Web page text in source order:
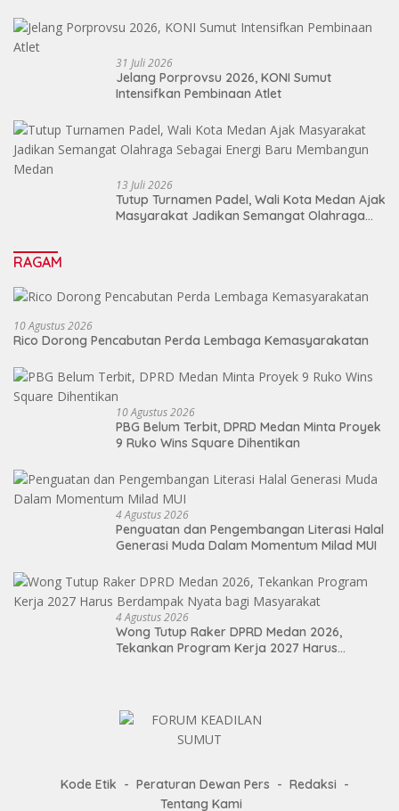
31 Juli 2026
Jelang Porprovsu 2026, KONI Sumut
Intensifkan Pembinaan Atlet
13 Juli 2026
Tutup Turnamen Padel, Wali Kota Medan Ajak
Masyarakat Jadikan Semangat Olahraga
RAGAM
10 Agustus 2026
Rico Dorong Pencabutan Perda Lembaga Kemasyarakatan
10 Agustus 2026
PBG Belum Terbit, DPRD Medan Minta Proyek
9 Ruko Wins Square Dihentikan
4 Agustus 2026
Penguatan dan Pengembangan Literasi Halal
Generasi Muda Dalam Momentum Milad MUI
4 Agustus 2026
Wong Tutup Raker DPRD Medan 2026,
Tekankan Program Kerja 2027 Harus
Kode Etik Peraturan Dewan Pers
Redaksi
Tentang Kami